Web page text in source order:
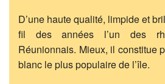
D’une haute qualité, limpide et
fil des années l’un des
Réunionnais. Mieux, il constitue
blanc le plus populaire de l’île.